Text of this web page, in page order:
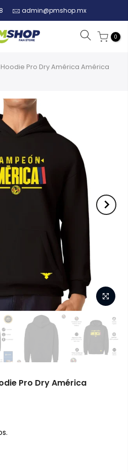
admin@pmshop.mx
0
Pro Dry América América
Pro Dry América